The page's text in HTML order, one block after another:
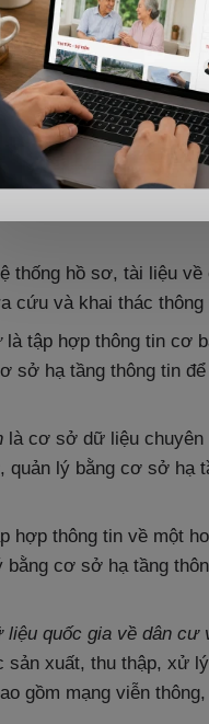
Nam; cơ quan, tổ
được hiểu như sau:
bản về lai lịch, nhân
định bên ngoài của
thống hồ sơ, tài liệu
cứu và khai thác thông
là tập hợp thông tin cơ
sở hạ tầng thông tin
là cơ sở dữ liệu
lý bằng cơ sở hạ
hợp thông tin về một
cơ sở hạ tầng
liệu quốc gia về dân
sản xuất, thu thập, xử
gồm mạng viễn